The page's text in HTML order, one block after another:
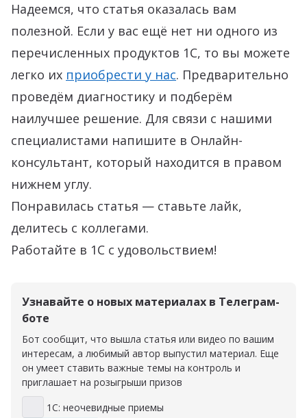
Надеемся, что статья оказалась вам
полезной. Если у вас ещё нет ни одного из
перечисленных продуктов 1С, то вы можете
легко их приобрести у нас. Предварительно
проведём диагностику и подберём
наилучшее решение. Для связи с нашими
специалистами напишите в Онлайн-
консультант, который находится в правом
нижнем углу.
Понравилась статья — ставьте лайк,
делитесь с коллегами.
Работайте в 1С с удовольствием!
Узнавайте о новых материалах в Телеграм-
боте
Бот сообщит, что вышла статья или видео по вашим
интересам, а любимый автор выпустил материал. Еще
он умеет ставить важные темы на контроль и
приглашает на розыгрыши призов
1С: неочевидные приемы
1С: неочевидные приемы